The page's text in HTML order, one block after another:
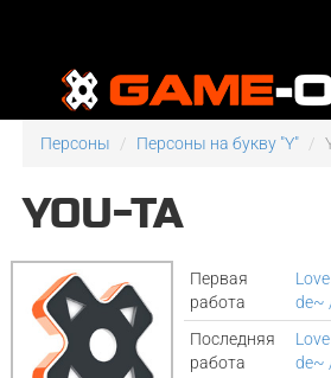
Персоны Персоны на букву "Y"
YOU-TA
Первая
работа
de~
Последняя
работа
de~